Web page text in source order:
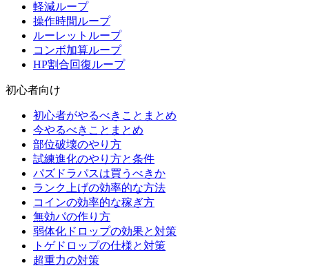
軽減ループ
操作時間ループ
ルーレットループ
コンボ加算ループ
HP割合回復ループ
初心者向け
初心者がやるべきことまとめ
今やるべきことまとめ
部位破壊のやり方
試練進化のやり方と条件
パズドラパスは買うべきか
ランク上げの効率的な方法
コインの効率的な稼ぎ方
無効パの作り方
弱体化ドロップの効果と対策
トゲドロップの仕様と対策
超重力の対策